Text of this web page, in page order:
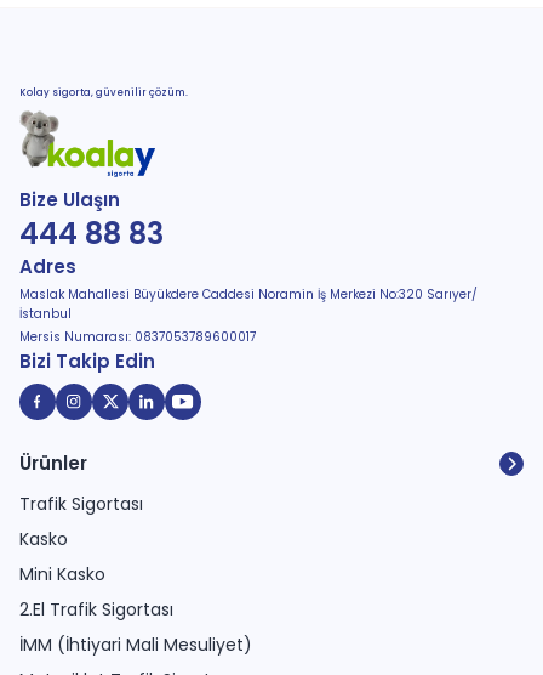
Kolay sigorta, güvenilir çözüm.
Bize Ulaşın
444 88 83
Adres
Maslak Mahallesi Büyükdere Caddesi Noramin İş Merkezi No:320 Sarıyer/
İstanbul
Mersis Numarası: 0837053789600017
Bizi Takip Edin
Ürünler
Trafik Sigortası
Kasko
Mini Kasko
2.El Trafik Sigortası
İMM (İhtiyari Mali Mesuliyet)